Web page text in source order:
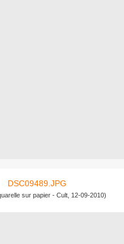
sur papier - Cult, 12-09-2010)